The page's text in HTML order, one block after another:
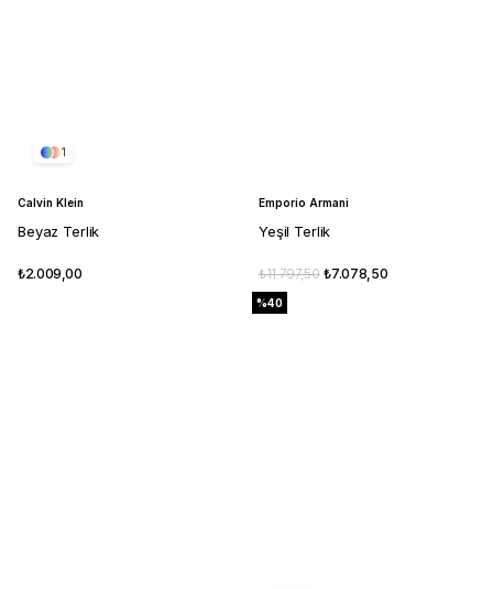
1
Calvin Klein
Beyaz Terlik
₺2.009,00
Emporio Armani
Yeşil Terlik
₺7.078,50
₺11.797,50
%40